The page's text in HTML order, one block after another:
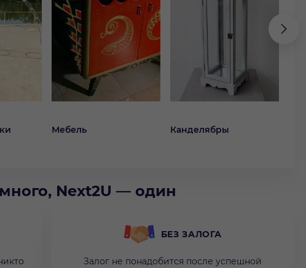
Мебель Канделябры
Next2U — один
БЕЗ ЗАЛОГА
Залог не понадобится после успешной